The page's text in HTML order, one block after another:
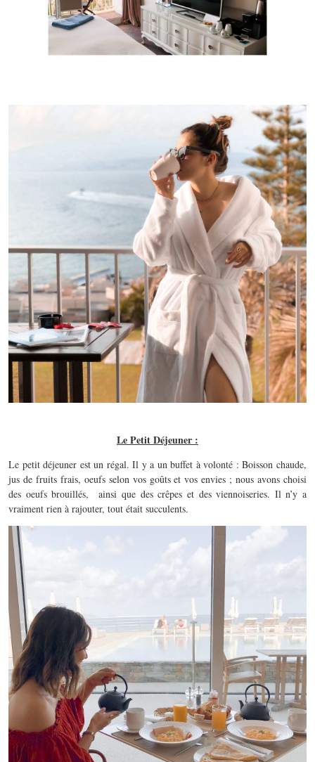
Le Petit Déjeuner :
Le petit déjeuner est un régal. Il y a un buffet à volonté : Boisson chaude,
jus de fruits frais, oeufs selon vos goûts et vos envies ; nous avons choisi
des oeufs brouillés, ainsi que des crêpes et des viennoiseries. Il n’y a
vraiment rien à rajouter, tout était succulents.